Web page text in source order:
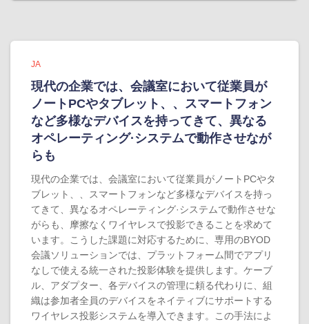
JA
現代の企業では、会議室において従業員が
ノートPCやタブレット、、スマートフォン
など多様なデバイスを持ってきて、異なる
オペレーティング·システムで動作させなが
らも
現代の企業では、会議室において従業員がノートPCやタ
ブレット、、スマートフォンなど多様なデバイスを持っ
てきて、異なるオペレーティング·システムで動作させな
がらも、摩擦なくワイヤレスで投影できることを求めて
います。こうした課題に対応するために、専用のBYOD
会議ソリューションでは、プラットフォーム間でアプリ
なしで使える統一された投影体験を提供します。ケーブ
ル、アダプター、各デバイスの管理に頼る代わりに、組
織は参加者全員のデバイスをネイティブにサポートする
ワイヤレス投影システムを導入できます。この手法によ